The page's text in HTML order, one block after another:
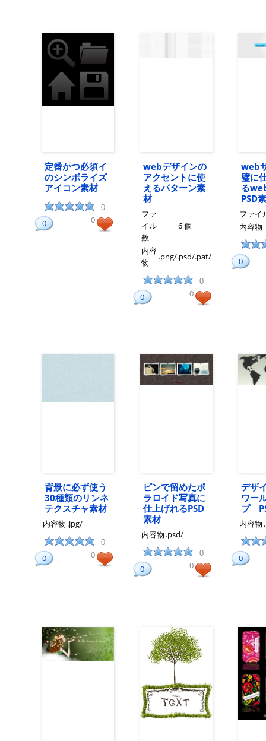
定番かつ必須イ
のシンボライズ
アイコン素材
0
0 0
webデザインの
アクセントに使
えるパターン素
材
ファ
イル
数
6 個
内容
物
.png/.psd/.pat/
0
0 0
web
璧に
る
PSD
ファイ
内容物
0
背景に必ず使う
30種類のリンネ
テクスチャ素材
内容物 .jpg/
0
0 0
ピンで留めたポ
ラロイド写真に
仕上げれるPSD
素材
内容物 .psd/
0
0 0
デザ
ワー
プ
内容物
0